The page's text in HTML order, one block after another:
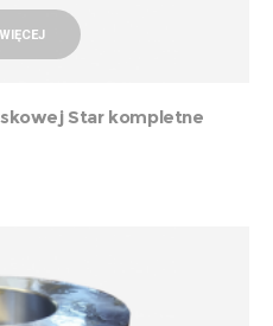
Star kompletne